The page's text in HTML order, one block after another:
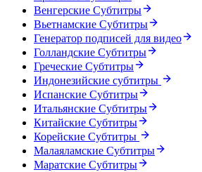
Венгерские Субтитры
Вьетнамские Субтитры
Генератор подписей для видео
Голландские Субтитры
Греческие Субтитры
Индонезийские субтитры
Испанские Субтитры
Итальянские Субтитры
Китайские Субтитры
Корейские Субтитры
Малаяламские Субтитры
Маратские Субтитры